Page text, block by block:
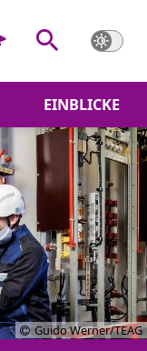
EINBLICKE
Guido Werner/TEAG